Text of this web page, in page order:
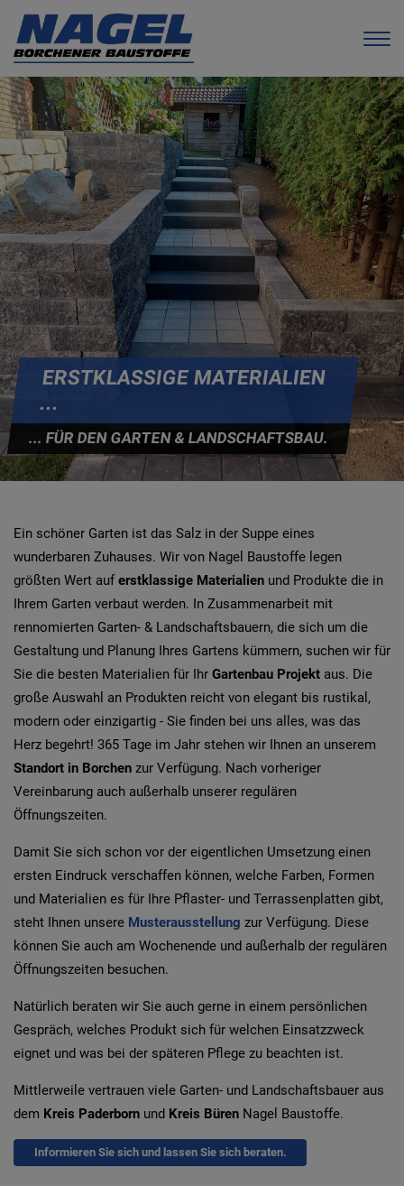
ERSTKLASSIGE MATERIALIEN
...
... FÜR DEN GARTEN & LANDSCHAFTSBAU.
Ein schöner Garten ist das Salz in der Suppe eines
wunderbaren Zuhauses. Wir von Nagel Baustoffe legen
größten Wert auf erstklassige Materialien und Produkte die in
Ihrem Garten verbaut werden. In Zusammenarbeit mit
rennomierten Garten- & Landschaftsbauern, die sich um die
Gestaltung und Planung Ihres Gartens kümmern, suchen wir für
Sie die besten Materialien für Ihr Gartenbau Projekt aus. Die
große Auswahl an Produkten reicht von elegant bis rustikal,
modern oder einzigartig - Sie finden bei uns alles, was das
Herz begehrt! 365 Tage im Jahr stehen wir Ihnen an unserem
Standort in Borchen zur Verfügung. Nach vorheriger
Vereinbarung auch außerhalb unserer regulären
Öffnungszeiten.
Damit Sie sich schon vor der eigentlichen Umsetzung einen
ersten Eindruck verschaffen können, welche Farben, Formen
und Materialien es für Ihre Pflaster- und Terrassenplatten gibt,
steht Ihnen unsere Musterausstellung zur Verfügung. Diese
können Sie auch am Wochenende und außerhalb der regulären
Öffnungszeiten besuchen.
Natürlich beraten wir Sie auch gerne in einem persönlichen
Gespräch, welches Produkt sich für welchen Einsatzzweck
eignet und was bei der späteren Pflege zu beachten ist.
Mittlerweile vertrauen viele Garten- und Landschaftsbauer aus
dem Kreis Paderborn und Kreis Büren Nagel Baustoffe.
Informieren Sie sich und lassen Sie sich beraten.